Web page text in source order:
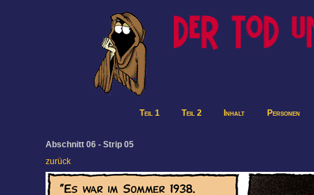
Teil 1 Teil 2 Inhalt Personen
Abschnitt 06 - Strip 05
zurück